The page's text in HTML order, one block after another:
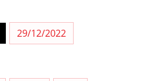
29/12/2022